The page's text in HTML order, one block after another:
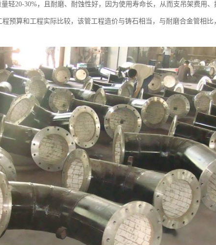
轻20-30%，且耐磨、耐蚀性好，因为使用寿命长，从而支吊架费用
预算和工程实际比较，该管工程造价与铸石相当，与耐磨合金管相比